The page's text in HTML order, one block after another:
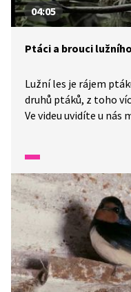
04:05
Ptáci a brouci
Lužní les je rájem
druhů ptáků, z toho
Ve videu uvidíte u nás
nosorožíka.